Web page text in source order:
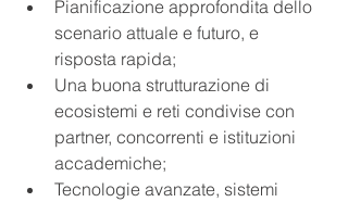
Pianificazione approfondita dello
scenario attuale e futuro, e
risposta rapida;
Una buona strutturazione di
ecosistemi e reti condivise con
partner, concorrenti e istituzioni
accademiche;
Tecnologie avanzate, sistemi